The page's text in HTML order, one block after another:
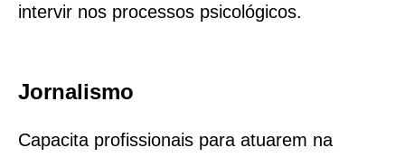
intervir nos processos psicológicos.
Jornalismo
Capacita profissionais para atuarem na